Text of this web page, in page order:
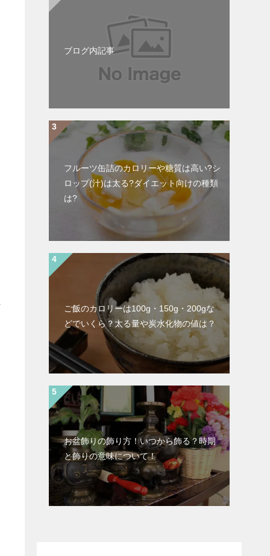
ブログ内記事
フルーツ缶詰のカロリーや糖質は高い?シ
ロップ(汁)は太る?ダイエット向けの種類
は?
ご飯のカロリーは100g・150g・200gな
どでいくら？太る量や炭水化物の値は？
お盆飾りの飾り方！いつから飾る？時期
と飾りの意味について！